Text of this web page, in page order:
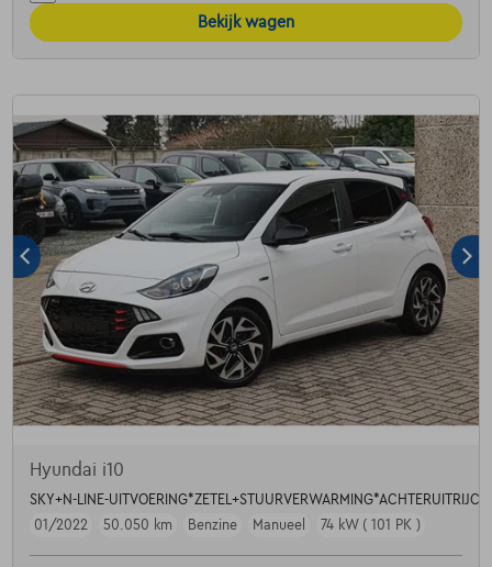
Bekijk wagen
Hyundai i10
SKY+N-LINE-
01/2022
50.050 km Benzine Manueel 74 kW ( 101 PK )